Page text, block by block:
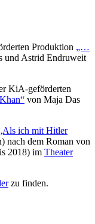
Produktion „…
und Astrid Endruweit
KiA-geförderten
von Maja Das
ich mit Hitler
nach dem Roman von
2018) im Theater
zu finden.